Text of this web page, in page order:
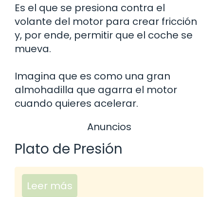
Es el que se presiona contra el
volante del motor para crear fricción
y, por ende, permitir que el coche se
mueva.
Imagina que es como una gran
almohadilla que agarra el motor
cuando quieres acelerar.
Anuncios
Plato de Presión
Leer más